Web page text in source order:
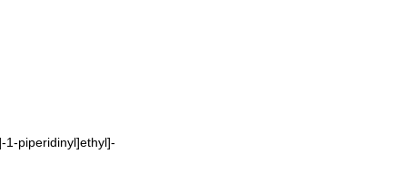
1-piperidinyl]ethyl]-